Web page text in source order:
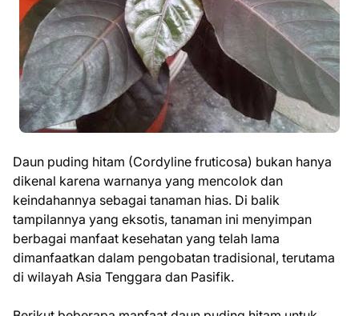
Daun puding hitam (Cordyline fruticosa) bukan hanya
dikenal karena warnanya yang mencolok dan
keindahannya sebagai tanaman hias. Di balik
tampilannya yang eksotis, tanaman ini menyimpan
berbagai manfaat kesehatan yang telah lama
dimanfaatkan dalam pengobatan tradisional, terutama
di wilayah Asia Tenggara dan Pasifik.